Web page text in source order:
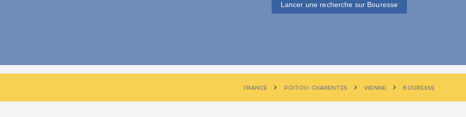
Lancer une recherche sur Bouresse
FRANCE POITOU-CHARENTES VIENNE BOURESSE